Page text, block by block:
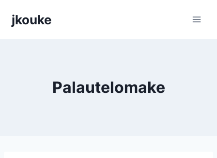
sisältöön
jkouke
Palautelomake